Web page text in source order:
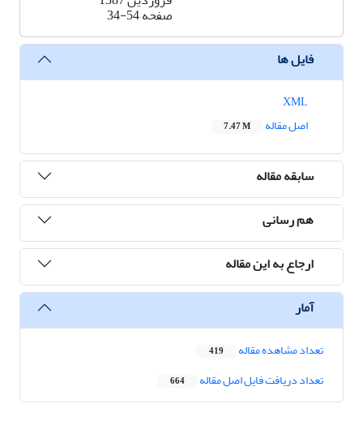
صفحه34-54
فایل ها
اصل مقاله
7.47 M
سابقه مقاله
هم رسانی
ارجاع به این مقاله
آمار
تعداد مشاهده مقاله 419
تعداد دریافت فایل اصل مقاله 664